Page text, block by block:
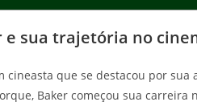
e sua trajetória no
cineasta que se destacou por
Baker começou sua